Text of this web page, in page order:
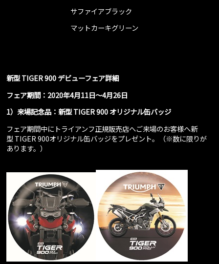
サファイアブラック
マットカーキグリーン
新型TIGER 900デビューフェア詳細
フェア期間： 2020年4月11日～4月26日
1）来場記念品：新型TIGER 900オリジナル缶バッジ
フェア期間中にトライアンフ正規販売店へご来場のお客様へ新
型 TIGER 900オリジナル缶バッジをプレゼント。（※数に限りが
あります。）